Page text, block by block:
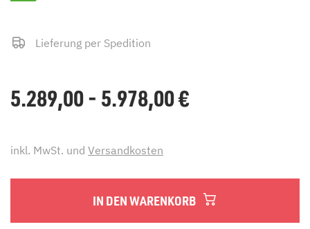
Lieferung per Spedition
5.289,00 - 5.978,00€
inkl. MwSt. und Versandkosten
IN DEN WARENKORB